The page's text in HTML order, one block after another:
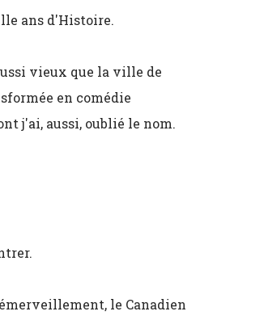
ans d'Histoire.
vieux que la ville de
en comédie
j'ai, aussi, oublié le nom.
le Canadien